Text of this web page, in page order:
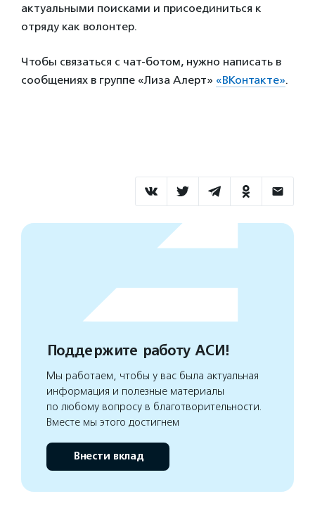
актуальными поисками и присоединиться к
отряду как волонтер.
Чтобы связаться с чат-ботом, нужно написать в
сообщениях в группе «Лиза Алерт» «ВКонтакте».
Поддержите работу АСИ!
Мы работаем, чтобы у вас была актуальная
информация и полезные материалы
по любому вопросу в благотворительности.
Вместе мы этого достигнем
Внести вклад